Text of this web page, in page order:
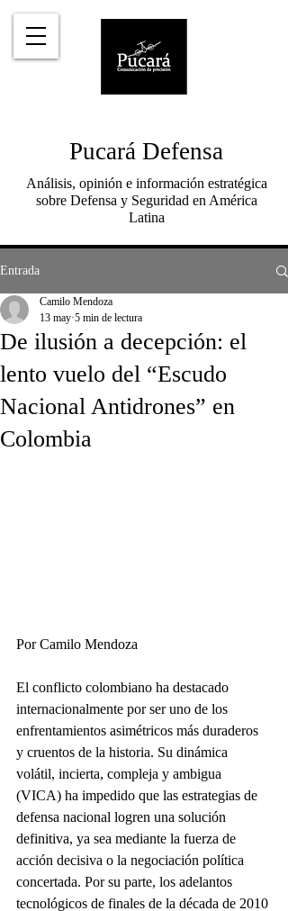
Pucará Defensa
Análisis, opinión e información estratégica
sobre Defensa y Seguridad en América
Latina
Entrada
De ilusión a decepción: el
lento vuelo del “Escudo
Nacional Antidrones” en
Colombia
Camilo Mendoza
13 may 5 min de lectura
Por Camilo Mendoza
El conflicto colombiano ha destacado
internacionalmente por ser uno de los
enfrentamientos asimétricos más duraderos
y cruentos de la historia. Su dinámica
volátil, incierta, compleja y ambigua
(VICA) ha impedido que las estrategias de
defensa nacional logren una solución
definitiva, ya sea mediante la fuerza de
acción decisiva o la negociación política
concertada. Por su parte, los adelantos
tecnológicos de finales de la década de 2010